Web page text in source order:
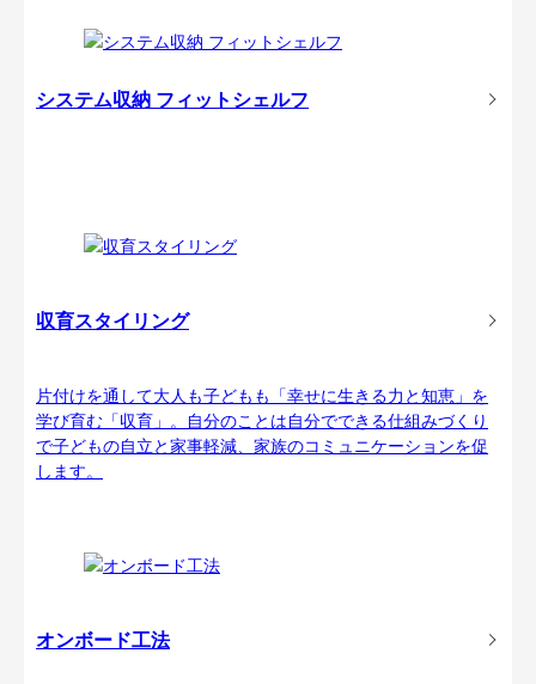
システム収納 フィットシェルフ
収育スタイリング
片付けを通して大人も子どもも「幸せに生きる力と知恵」を
学び育む「収育」。自分のことは自分でできる仕組みづくり
で子どもの自立と家事軽減、家族のコミュニケーションを促
します。
オンボード工法